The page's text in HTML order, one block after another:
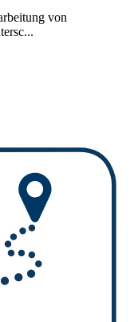
von